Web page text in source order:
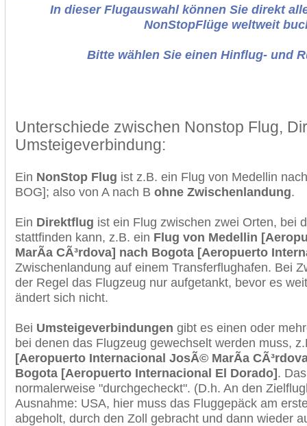
In dieser Flugauswahl können Sie direkt
NonStopFlüge weltweit
Bitte wählen Sie einen Hinflug- und
Unterschiede zwischen Nonstop Flug,
Umsteigeverbindung:
Ein NonStop Flug ist z.B. ein Flug von Medellin
BOG]; also von A nach B ohne Zwischenlandung.
Ein Direktflug ist ein Flug zwischen zwei Orten, bei
stattfinden kann, z.B. ein Flug von Medellin
MarÃ­a CÃ³rdova] nach Bogota [Aeropuerto
Zwischenlandung auf einem Transferflughafen. Bei
der Regel das Flugzeug nur aufgetankt, bevor es
ändert sich nicht.
Bei Umsteigeverbindungen gibt es einen oder
bei denen das Flugzeug gewechselt werden muss,
[Aeropuerto Internacional JosÃ© MarÃ­a
Bogota [Aeropuerto Internacional El Dorado].
normalerweise "durchgecheckt". (D.h. An den
Ausnahme: USA, hier muss das Fluggepäck am
abgeholt, durch den Zoll gebracht und dann wieder